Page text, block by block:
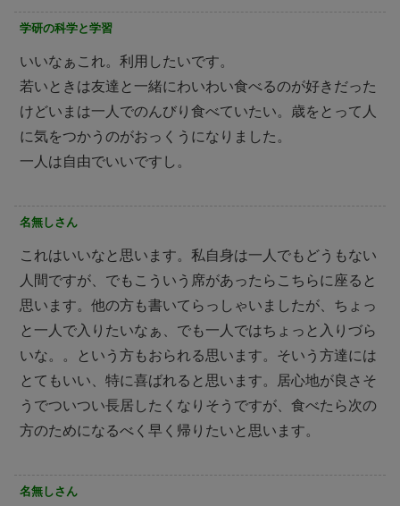
学研の科学と学習
いいなぁこれ。利用したいです。
若いときは友達と一緒にわいわい食べるのが好きだった
けどいまは一人でのんびり食べていたい。歳をとって人
に気をつかうのがおっくうになりました。
一人は自由でいいですし。
名無しさん
これはいいなと思います。私自身は一人でもどうもない
人間ですが、でもこういう席があったらこちらに座ると
思います。他の方も書いてらっしゃいましたが、ちょっ
と一人で入りたいなぁ、でも一人ではちょっと入りづら
いな。。という方もおられる思います。そいう方達には
とてもいい、特に喜ばれると思います。居心地が良さそ
うでついつい長居したくなりそうですが、食べたら次の
方のためになるべく早く帰りたいと思います。
名無しさん